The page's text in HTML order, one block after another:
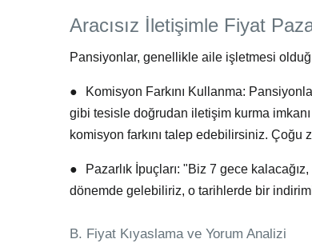
Aracısız İletişimle Fiyat
Pansiyonlar, genellikle aile işletmesi
● Komisyon Farkını Kullanma:
gibi tesisle doğrudan iletişim kurma
komisyon farkını talep edebilirsiniz. Çoğu
● Pazarlık İpuçları: "Biz 7 gece
dönemde gelebiliriz, o tarihlerde bir
B. Fiyat Kıyaslama ve Yorum Analizi